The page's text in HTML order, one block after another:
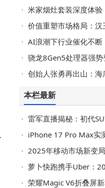
米家烟灶套装深度体验：净烟净味
价值重塑市场格局：汉王科技电纸
AI浪潮下行业催化不断，大数据与云
骁龙8Gen5处理器强势登场 多款新
创始人张勇再出山：海底捞面临
本栏最新
雷军直播揭秘：初代SU7停产，新
iPhone 17 Pro Max实测：WiFi与
2025年移动市场新变局：非游戏
萝卜快跑携手Uber：2026年迪拜首
荣耀Magic V6折叠屏新机3月亮相：